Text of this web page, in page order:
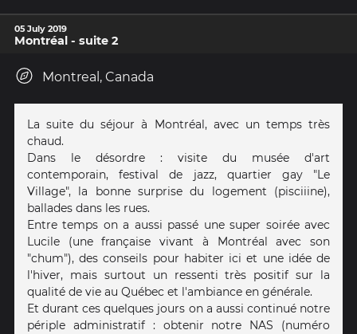
05 July 2019
Montréal - suite 2
Montreal, Canada
La suite du séjour à Montréal, avec un temps très
chaud.
Dans le désordre : visite du musée d'art
contemporain, festival de jazz, quartier gay "Le
Village", la bonne surprise du logement (pisciiine),
ballades dans les rues.
Entre temps on a aussi passé une super soirée avec
Lucile (une française vivant à Montréal avec son
"chum"), des conseils pour habiter ici et une idée de
l'hiver, mais surtout un ressenti très positif sur la
qualité de vie au Québec et l'ambiance en générale.
Et durant ces quelques jours on a aussi continué notre
périple administratif : obtenir notre NAS (numéro